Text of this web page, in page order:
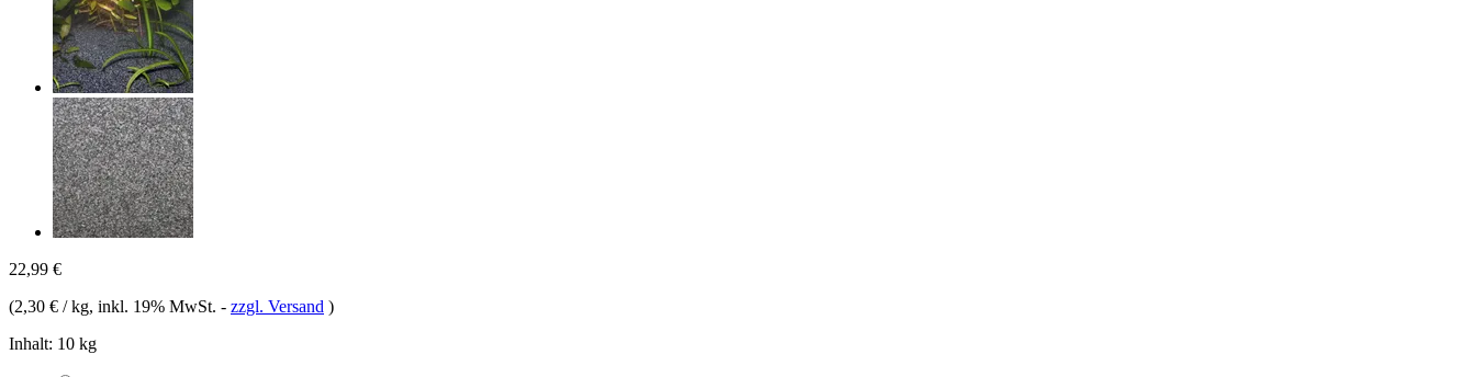
22,99 €
(2,30 € / kg, inkl. 19% MwSt. - zzgl. Versand )
Inhalt: 10 kg